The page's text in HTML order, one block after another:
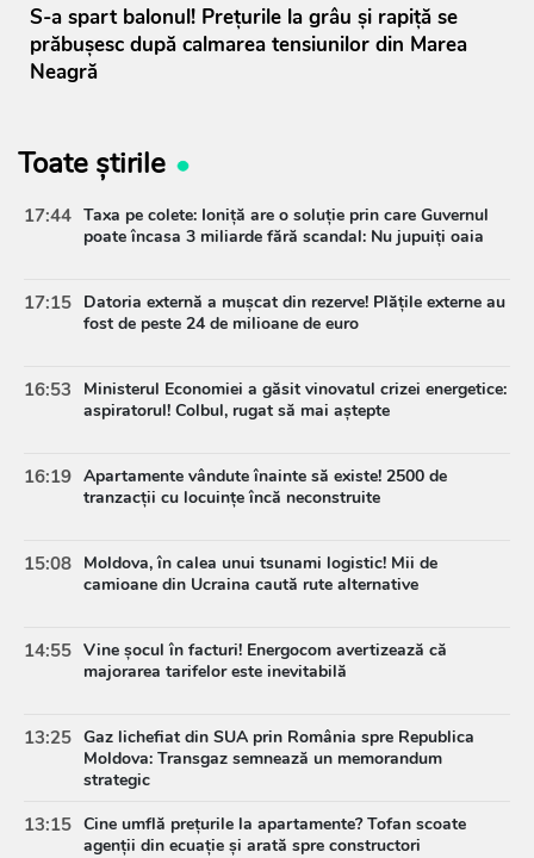
S-a spart balonul! Prețurile la grâu și rapiță se
prăbușesc după calmarea tensiunilor din Marea
Neagră
Toate știrile
17:44 Taxa pe colete: Ioniță are o soluție prin care Guvernul
poate încasa 3 miliarde fără scandal: Nu jupuiți oaia
17:15 Datoria externă a mușcat din rezerve! Plățile externe au
fost de peste 24 de milioane de euro
16:53
Ministerul Economiei a găsit vinovatul crizei energetice:
aspiratorul! Colbul, rugat să mai aștepte
16:19 Apartamente vândute înainte să existe! 2500 de
tranzacții cu locuințe încă neconstruite
15:08 Moldova, în calea unui tsunami logistic! Mii de
camioane din Ucraina caută rute alternative
14:55 Vine șocul în facturi! Energocom avertizează că
majorarea tarifelor este inevitabilă
13:25 Gaz lichefiat din SUA prin România spre Republica
Moldova: Transgaz semnează un memorandum
strategic
13:15 Cine umflă prețurile la apartamente? Tofan scoate
agenții din ecuație și arată spre constructori